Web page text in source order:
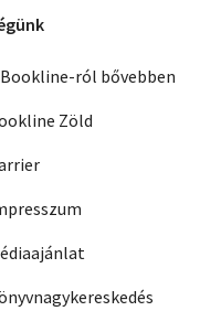
ról bővebben
Zöld